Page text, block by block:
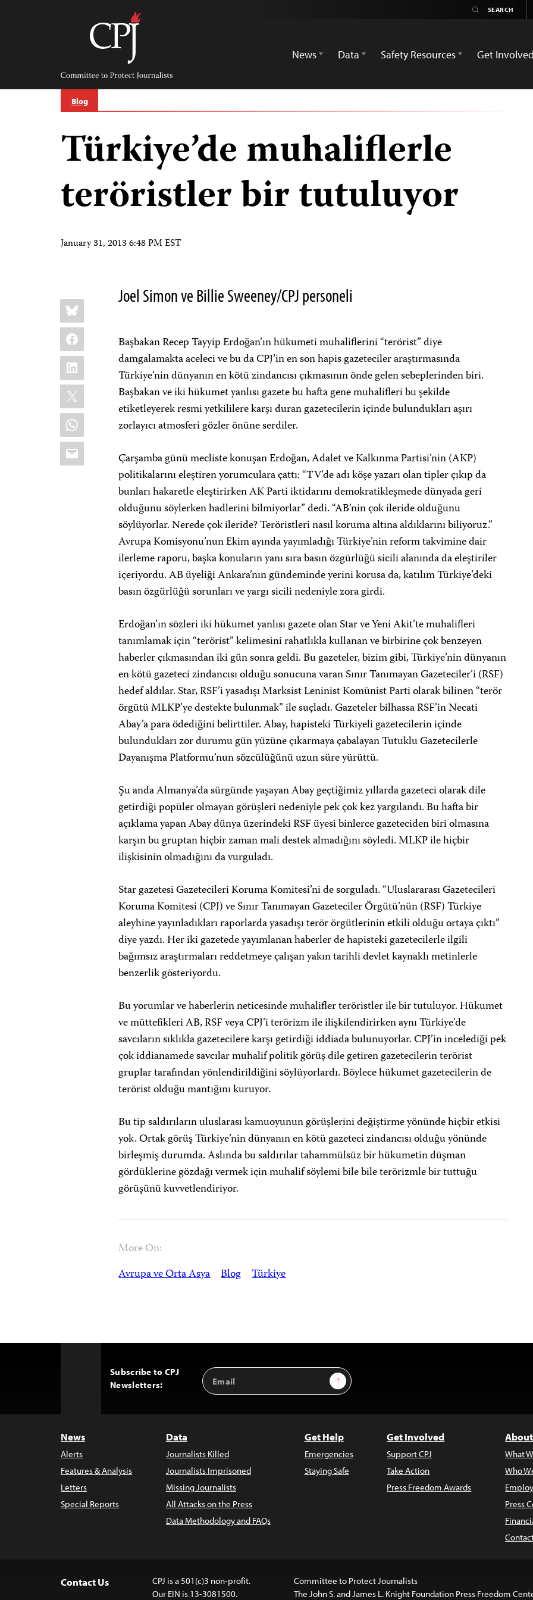
Committee
Protect
Journalists
News
Data Safety Resources Get Involved
Blog
Türkiye’de muhaliflerle
teröristler bir tutuluyor
January 31, 2013 6:48 PM EST
Share
this:
Bluesky
Facebook
LinkedIn
X
WhatsApp
Email
Joel Simon ve Billie Sweeney/CPJ personeli
Başbakan Recep Tayyip Erdoğan’ın hükumeti muhaliflerini “terörist” diye
damgalamakta aceleci ve bu da CPJ’in en son hapis gazeteciler araştırmasında
Türkiye’nin dünyanın en kötü zindancısı çıkmasının önde gelen sebeplerinden biri.
Başbakan ve iki hükumet yanlısı gazete bu hafta gene muhalifleri bu şekilde
etiketleyerek resmi yetkililere karşı duran gazetecilerin içinde bulundukları aşırı
zorlayıcı atmosferi gözler önüne serdiler.
Çarşamba günü mecliste konuşan Erdoğan, Adalet ve Kalkınma Partisi’nin (AKP)
politikalarını eleştiren yorumculara çattı: “TV’de adı köşe yazarı olan tipler çıkıp da
bunları hakaretle eleştirirken AK Parti iktidarını demokratikleşmede dünyada geri
olduğunu söylerken hadlerini bilmiyorlar” dedi. “AB’nin çok ileride olduğunu
söylüyorlar. Nerede çok ileride? Teröristleri nasıl koruma altına aldıklarını biliyoruz.”
Avrupa Komisyonu’nun Ekim ayında yayımladığı Türkiye’nin reform takvimine dair
ilerleme raporu, başka konuların yanı sıra basın özgürlüğü sicili alanında da eleştiriler
içeriyordu. AB üyeliği Ankara’nın gündeminde yerini korusa da, katılım Türkiye’deki
basın özgürlüğü sorunları ve yargı sicili nedeniyle zora girdi.
Erdoğan’ın sözleri iki hükumet yanlısı gazete olan Star ve Yeni Akit’te muhalifleri
tanımlamak için “terörist” kelimesini rahatlıkla kullanan ve birbirine çok benzeyen
haberler çıkmasından iki gün sonra geldi. Bu gazeteler, bizim gibi, Türkiye’nin dünyanın
en kötü gazeteci zindancısı olduğu sonucuna varan Sınır Tanımayan Gazeteciler’i (RSF)
hedef aldılar. Star, RSF’i yasadışı Marksist Leninist Komünist Parti olarak bilinen “terör
örgütü MLKP’ye destekte bulunmak” ile suçladı. Gazeteler bilhassa RSF’in Necati
Abay’a para ödediğini belirttiler. Abay, hapisteki Türkiyeli gazetecilerin içinde
bulundukları zor durumu gün yüzüne çıkarmaya çabalayan Tutuklu Gazetecilerle
Dayanışma Platformu’nun sözcülüğünü uzun süre yürüttü.
Şu anda Almanya’da sürgünde yaşayan Abay geçtiğimiz yıllarda gazeteci olarak dile
getirdiği popüler olmayan görüşleri nedeniyle pek çok kez yargılandı. Bu hafta bir
açıklama yapan Abay dünya üzerindeki RSF üyesi binlerce gazeteciden biri olmasına
karşın bu gruptan hiçbir zaman mali destek almadığını söyledi. MLKP ile hiçbir
ilişkisinin olmadığını da vurguladı.
Star gazetesi Gazetecileri Koruma Komitesi’ni de sorguladı. “Uluslararası Gazetecileri
Koruma Komitesi (CPJ) ve Sınır Tanımayan Gazeteciler Örgütü’nün (RSF) Türkiye
aleyhine yayınladıkları raporlarda yasadışı terör örgütlerinin etkili olduğu ortaya çıktı”
diye yazdı. Her iki gazetede yayımlanan haberler de hapisteki gazetecilerle ilgili
bağımsız araştırmaları reddetmeye çalışan yakın tarihli devlet kaynaklı metinlerle
benzerlik gösteriyordu.
Bu yorumlar ve haberlerin neticesinde muhalifler teröristler ile bir tutuluyor. Hükumet
ve müttefikleri AB, RSF veya CPJ’i terörizm ile ilişkilendirirken aynı Türkiye’de
savcıların sıklıkla gazetecilere karşı getirdiği iddiada bulunuyorlar. CPJ’in incelediği pek
çok iddianamede savcılar muhalif politik görüş dile getiren gazetecilerin terörist
gruplar tarafından yönlendirildiğini söylüyorlardı. Böylece hükumet gazetecilerin de
terörist olduğu mantığını kuruyor.
Bu tip saldırıların uluslarası kamuoyunun görüşlerini değiştirme yönünde hiçbir etkisi
yok. Ortak görüş Türkiye’nin dünyanın en kötü gazeteci zindancısı olduğu yönünde
birleşmiş durumda. Aslında bu saldırılar tahammülsüz bir hükumetin düşman
gördüklerine gözdağı vermek için muhalif söylemi bile bile terörizmle bir tuttuğu
görüşünü kuvvetlendiriyor.
More On:
Avrupa ve Orta Asya Blog Türkiye
Subscribe to CPJ
Newsletters:
Email
Address
Sign Up
News
Alerts
Features & Analysis
Letters
Special Reports
Data
Journalists Killed
Journalists Imprisoned
Missing Journalists
All Attacks on the Press
Data Methodology and FAQs
Get Help
Emergencies
Staying Safe
Get Involved
Support CPJ
Take Action
Press Freedom Awards
What
Who
Press
Contact Us
CPJ is a 501(c)3 non-profit.
Our EIN is 13-3081500.
Committee to Protect Journalists
The John S. and James L. Knight Foundation Press Freedom